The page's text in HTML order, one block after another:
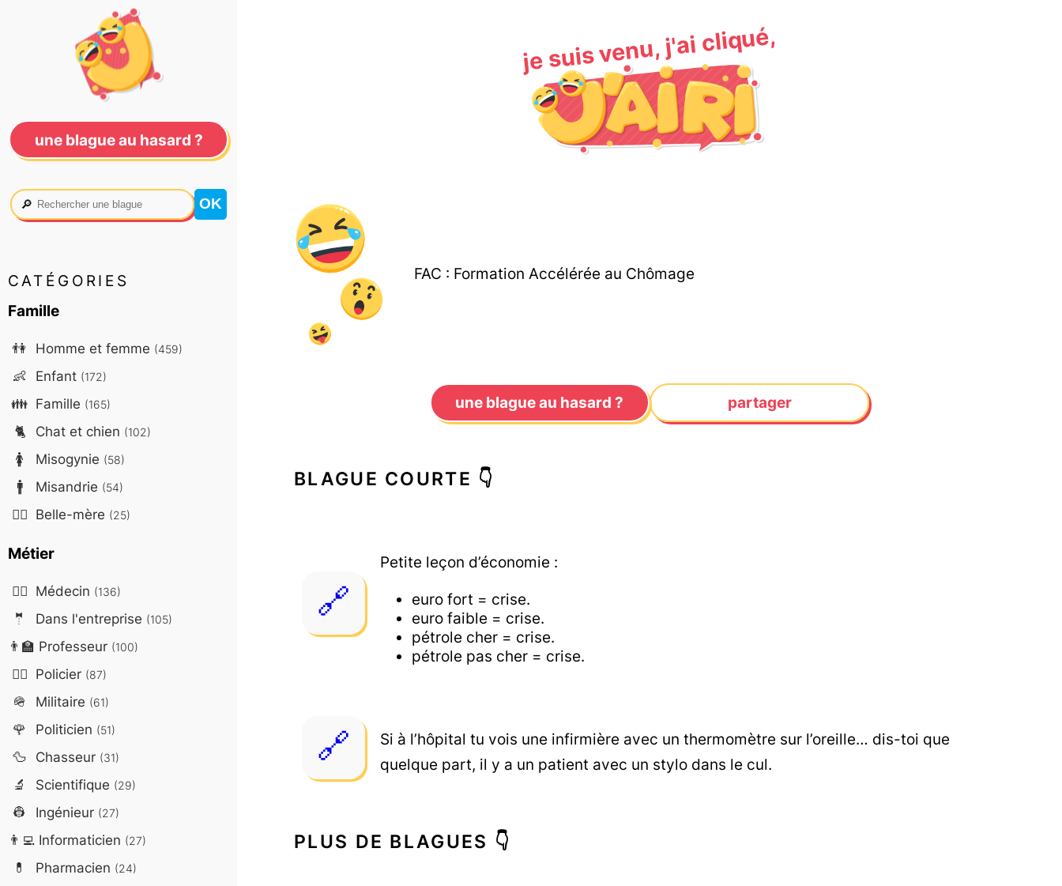
je suis venu, j'ai cliqué,
FAC : Formation Accélérée au Chômage
une blague au hasard ? partager
BLAGUE COURTE 👇
Petite leçon d’économie :
euro fort = crise.
euro faible = crise.
pétrole cher = crise.
pétrole pas cher = crise.
Si à l’hôpital tu vois une infirmière avec un thermomètre sur l’oreille… dis-toi que
quelque part, il y a un patient avec un stylo dans le cul.
PLUS DE BLAGUES 👇
une blague au hasard ?
🔎
CATÉGORIES
Famille
👫 Homme et femme (459)
👶 Enfant (172)
👪 Famille (165)
🐈 Chat et chien (102)
🚺 Misogynie (58)
🚹 Misandrie (54)
🤷‍♀️ Belle-mère (25)
Métier
👨‍⚕️ Médecin (136)
🤵 Dans l'entreprise (105)
👨‍🏫 Professeur (100)
👮‍♂️ Policier (87)
🪖 Militaire (61)
🌹 Politicien (51)
🦆 Chasseur (31)
🔬 Scientifique (29)
👷 Ingénieur (27)
👨‍💻Informaticien (27)
💊 Pharmacien (24)